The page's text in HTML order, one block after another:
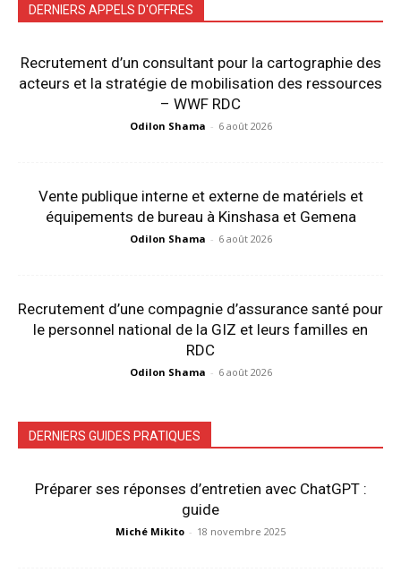
DERNIERS APPELS D'OFFRES
Recrutement d’un consultant pour la cartographie des
acteurs et la stratégie de mobilisation des ressources
– WWF RDC
Odilon Shama - 6 août 2026
Vente publique interne et externe de matériels et
équipements de bureau à Kinshasa et Gemena
Odilon Shama - 6 août 2026
Recrutement d’une compagnie d’assurance santé pour
le personnel national de la GIZ et leurs familles en
RDC
Odilon Shama - 6 août 2026
DERNIERS GUIDES PRATIQUES
Préparer ses réponses d’entretien avec ChatGPT :
guide
Miché Mikito - 18 novembre 2025